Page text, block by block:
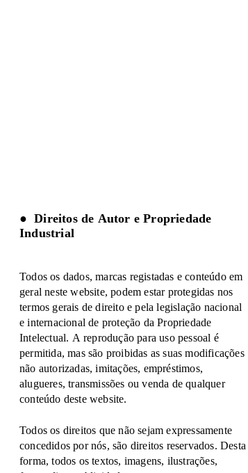
Direitos de Autor e Propriedade
Industrial
Todos os dados, marcas registadas e conteúdo em
geral neste website, podem estar protegidas nos
termos gerais de direito e pela legislação nacional
e internacional de proteção da Propriedade
Intelectual. A reprodução para uso pessoal é
permitida, mas são proibidas as suas modificações
não autorizadas, imitações, empréstimos,
alugueres, transmissões ou venda de qualquer
conteúdo deste website.
Todos os direitos que não sejam expressamente
concedidos por nós, são direitos reservados. Desta
forma, todos os textos, imagens, ilustrações,